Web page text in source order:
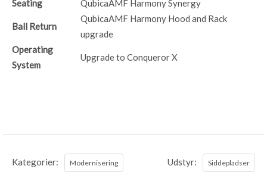
Seating QubicaAMF Harmony Synergy
Ball Return
QubicaAMF Harmony Hood and Rack
upgrade
Operating
System
Upgrade to Conqueror X
Kategorier: Modernisering Udstyr: Siddepladser